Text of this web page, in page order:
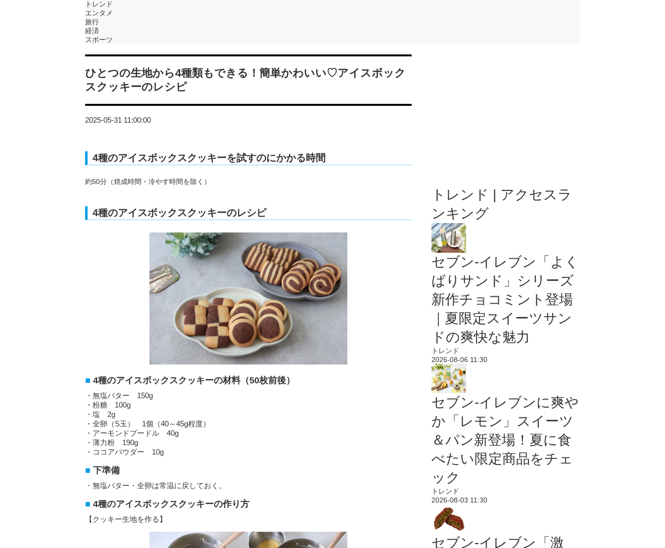
トレンド
エンタメ
旅行
経済
スポーツ
ひとつの生地から4種類もできる！簡単かわいい♡アイスボック
スクッキーのレシピ
2025-05-31 11:00:00
4種のアイスボックスクッキーを試すのにかかる時間
約50分（焼成時間・冷やす時間を除く）
4種のアイスボックスクッキーのレシピ
4種のアイスボックスクッキーの材料（50枚前後）
・無塩バター 150g
・粉糖 100g
・塩 2g
・全卵（S玉） 1個（40～45g程度）
・アーモンドプードル 40g
・薄力粉 190g
・ココアパウダー 10g
下準備
・無塩バター・全卵は常温に戻しておく。
4種のアイスボックスクッキーの作り方
【クッキー生地を作る】
トレンド | アクセスラ
ンキング
セブン‐イレブン「よく
ばりサンド」シリーズ
新作チョコミント登場
｜夏限定スイーツサン
ドの爽快な魅力
トレンド
2026-08-06 11:30
セブン‐イレブンに爽や
か「レモン」スイーツ
＆パン新登場！夏に食
べたい限定商品をチェ
ック
トレンド
2026-08-03 11:30
セブン-イレブン「激